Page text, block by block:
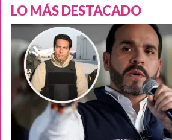
LO MÁS DESTACADO